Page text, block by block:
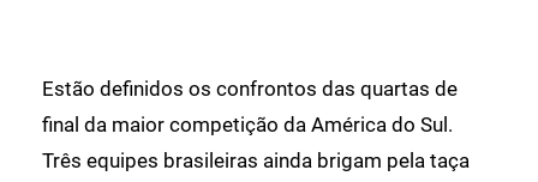
Estão definidos os confrontos das quartas de
final da maior competição da América do Sul.
Três equipes brasileiras ainda brigam pela taça